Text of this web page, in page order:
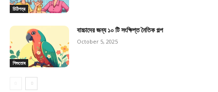
চিঠিপত্র
শিশুতোষ
বাচ্চাদের জন্য ১০ টি সংক্ষিপ্ত নৈতিক গল্প
October 5, 2025